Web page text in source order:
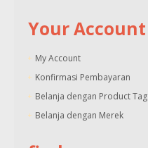
Your Account
My Account
Konfirmasi Pembayaran
Belanja dengan Product Tag
Belanja dengan Merek